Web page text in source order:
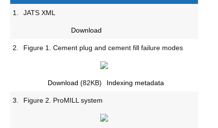
1. JATS XML
Download
2. Figure 1. Cement plug and cement fill failure modes
Download (82KB) Indexing metadata
3. Figure 2. ProMILL system